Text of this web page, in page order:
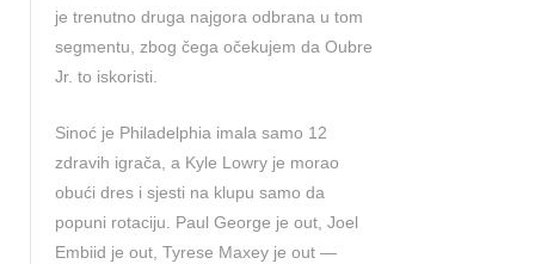
je trenutno druga najgora odbrana u tom
segmentu, zbog čega očekujem da Oubre
Jr. to iskoristi.
Sinoć je Philadelphia imala samo 12
zdravih igrača, a Kyle Lowry je morao
obući dres i sjesti na klupu samo da
popuni rotaciju. Paul George je out, Joel
Embiid je out, Tyrese Maxey je out —